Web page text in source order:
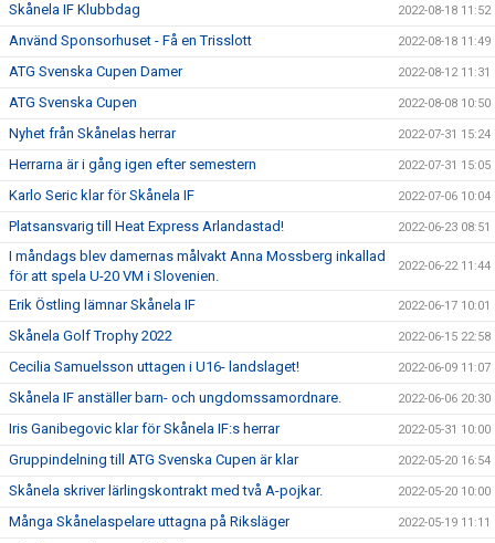
Skånela IF Klubbdag 2022-08-18 11:52
Använd Sponsorhuset - Få en Trisslott 2022-08-18 11:49
ATG Svenska Cupen Damer 2022-08-12 11:31
ATG Svenska Cupen 2022-08-08 10:50
Nyhet från Skånelas herrar 2022-07-31 15:24
Herrarna är i gång igen efter semestern 2022-07-31 15:05
Karlo Seric klar för Skånela IF 2022-07-06 10:04
Platsansvarig till Heat Express Arlandastad! 2022-06-23 08:51
I måndags blev damernas målvakt Anna Mossberg inkallad
för att spela U-20 VM i Slovenien.
2022-06-22 11:44
Erik Östling lämnar Skånela IF 2022-06-17 10:01
Skånela Golf Trophy 2022 2022-06-15 22:58
Cecilia Samuelsson uttagen i U16- landslaget! 2022-06-09 11:07
Skånela IF anställer barn- och ungdomssamordnare. 2022-06-06 20:30
Iris Ganibegovic klar för Skånela IF:s herrar 2022-05-31 10:00
Gruppindelning till ATG Svenska Cupen är klar 2022-05-20 16:54
Skånela skriver lärlingskontrakt med två A-pojkar. 2022-05-20 10:00
Många Skånelaspelare uttagna på Riksläger 2022-05-19 11:11